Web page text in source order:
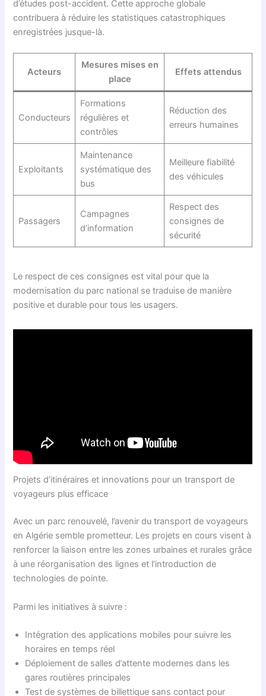
d’études post-accident. Cette approche globale
contribuera à réduire les statistiques catastrophiques
enregistrées jusque-là.
Acteurs
Mesures mises en
place
Effets attendus
Conducteurs
Formations
régulières et
contrôles
Réduction des
erreurs humaines
Exploitants
Maintenance
systématique des
bus
Meilleure fiabilité
des véhicules
Passagers
Campagnes
d’information
Respect des
consignes de
sécurité
Le respect de ces consignes est vital pour que la
modernisation du parc national se traduise de manière
positive et durable pour tous les usagers.
Projets d’itinéraires et innovations pour un transport de
voyageurs plus efficace
Avec un parc renouvelé, l’avenir du transport de voyageurs
en Algérie semble prometteur. Les projets en cours visent à
renforcer la liaison entre les zones urbaines et rurales grâce
à une réorganisation des lignes et l’introduction de
technologies de pointe.
Parmi les initiatives à suivre :
Intégration des applications mobiles pour suivre les
horaires en temps réel
Déploiement de salles d’attente modernes dans les
gares routières principales
Test de systèmes de billettique sans contact pour